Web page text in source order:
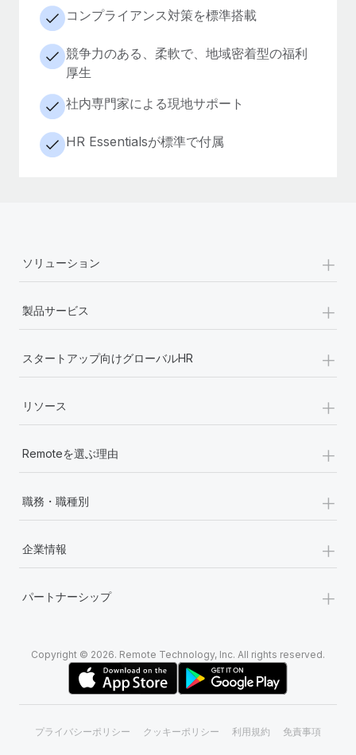
コンプライアンス対策を標準搭載
競争力のある、柔軟で、地域密着型の福利
厚生
社内専門家による現地サポート
HR Essentialsが標準で付属
ソリューション +
製品サービス +
スタートアップ向けグローバルHR +
リソース +
Remoteを選ぶ理由 +
職務・職種別 +
企業情報 +
パートナーシップ +
Copyright © 2026. Remote Technology, Inc. All rights reserved.
プライバシーポリシー クッキーポリシー 利用規約 免責事項